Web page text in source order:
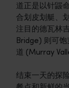
道正是以针鼹
合划皮划艇、
注目的德瓦林
Bridge) 则可
道 (Murray
结束一天的探